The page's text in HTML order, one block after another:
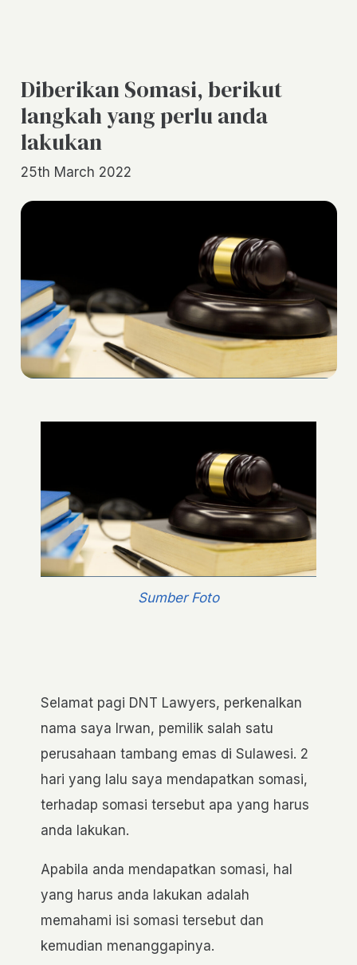
Diberikan Somasi, berikut
langkah yang perlu anda
lakukan
25th March 2022
Sumber Foto
Selamat pagi DNT Lawyers, perkenalkan
nama saya Irwan, pemilik salah satu
perusahaan tambang emas di Sulawesi. 2
hari yang lalu saya mendapatkan somasi,
terhadap somasi tersebut apa yang harus
anda lakukan.
Apabila anda mendapatkan somasi, hal
yang harus anda lakukan adalah
memahami isi somasi tersebut dan
kemudian menanggapinya.